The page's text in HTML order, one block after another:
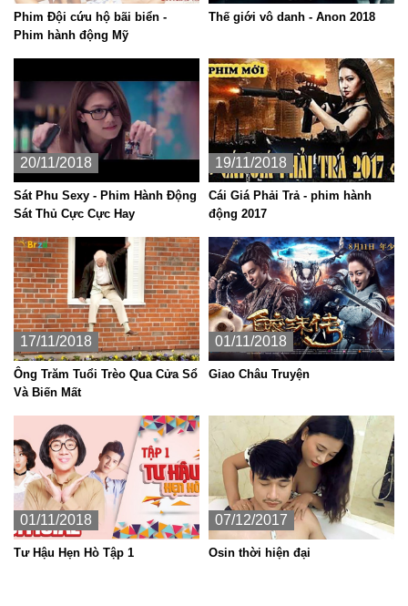
Phim Đội cứu hộ bãi biển -
Phim hành động Mỹ
Thế giới vô danh - Anon 2018
20/11/2018
Sát Phu Sexy - Phim Hành Động
Sát Thủ Cực Cực Hay
19/11/2018
Cái Giá Phải Trả - phim hành
động 2017
17/11/2018
Ông Trăm Tuổi Trèo Qua Cửa Sổ
Và Biến Mất
01/11/2018
Giao Châu Truyện
01/11/2018
Tư Hậu Hẹn Hò Tập 1
07/12/2017
Osin thời hiện đại